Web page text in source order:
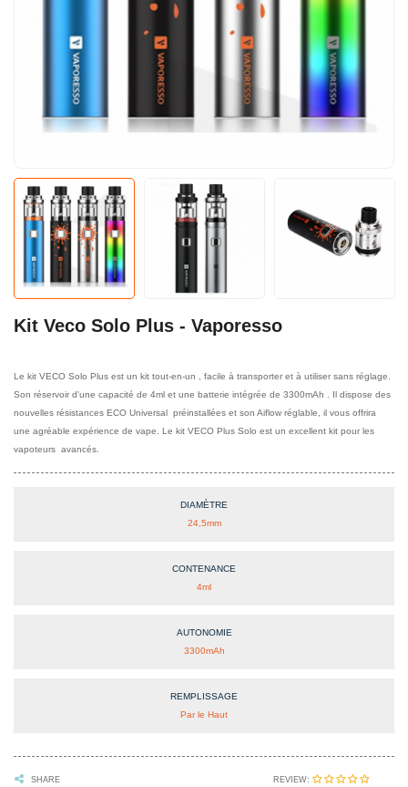
Kit Veco Solo Plus - Vaporesso
Le kit VECO Solo Plus est un kit tout-en-un , facile à transporter et à utiliser sans réglage.
Son réservoir d'une capacité de 4ml et une batterie intégrée de 3300mAh . Il dispose des
nouvelles résistances ECO Universal préinstallées et son Aiflow réglable, il vous offrira
une agréable expérience de vape. Le kit VECO Plus Solo est un excellent kit pour les
vapoteurs avancés.
DIAMÈTRE
24,5mm
CONTENANCE
4ml
AUTONOMIE
3300mAh
REMPLISSAGE
Par le Haut
SHARE REVIEW: